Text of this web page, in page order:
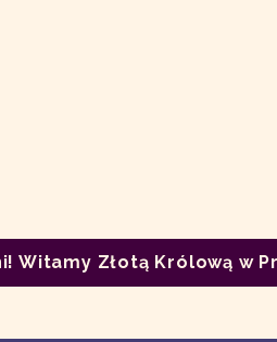
Witamy Złotą Królową w